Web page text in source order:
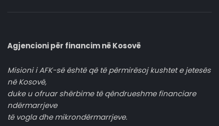
Agjencioni për financim në Kosovë
Misioni i AFK-së është që të përmirësoj kushtet e jetesës
në Kosovë,
duke u ofruar shërbime të qëndrueshme financiare
ndërmarrjeve
të vogla dhe mikrondërmarrjeve.